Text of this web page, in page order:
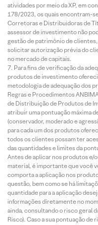
atividades por meio da XP, em
178/2023, os quais encontram-
Corretoras e Distribuidoras de
assessor de investimento não
gestão de patrimônio de
solicitar autorização prévia do
no mercado de capitais.
Para fins de verificação da
produtos de investimento
metodologia de adequação dos
Regras e Procedimentos
de Distribuição de Produtos de
atribuir uma pontuação máxima
(conservador, moderado e
para cada um dos produtos
todos os clientes possam ter
das quantidades e limites da
Antes de aplicar nos produtos
material, é importante que você
comporta a aplicação nos
questão, bem como se há
quantidade para a aplicação
informações diretamente no
ainda, consultando o risco geral
Risco). Caso a sua pontuação de